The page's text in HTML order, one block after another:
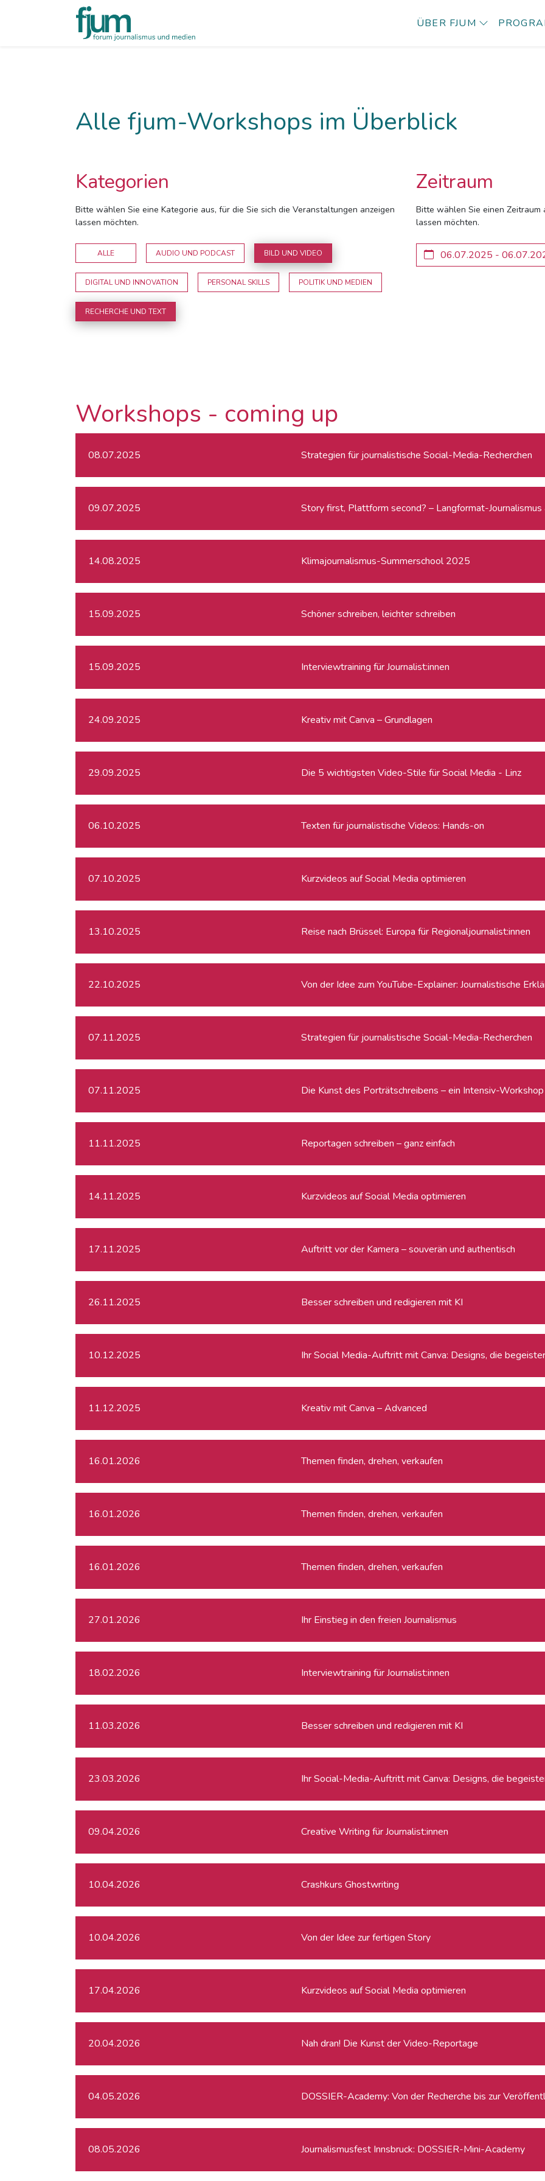
ÜBER FJUM
Alle fjum-Workshops im Überblick
Kategorien
Bitte wählen Sie eine Kategorie aus, für die Sie sich die Veranstaltungen anzeigen
lassen möchten.
ALLE AUDIO UND PODCAST BILD UND VIDEO
DIGITAL UND INNOVATION PERSONAL SKILLS POLITIK UND MEDIEN
RECHERCHE UND TEXT
Zeitraum
Bitte wählen Sie einen Zeitraum
lassen möchten.
Workshops - coming up
08.07.2025 Strategien für journalistische Social-Media-Recherchen
09.07.2025 Story first, Plattform second? – Langformat-Journalismus
14.08.2025 Klimajournalismus-Summerschool 2025
15.09.2025 Schöner schreiben, leichter schreiben
15.09.2025 Interviewtraining für Journalist:innen
24.09.2025 Kreativ mit Canva – Grundlagen
29.09.2025 Die 5 wichtigsten Video-Stile für Social Media - Linz
06.10.2025 Texten für journalistische Videos: Hands-on
07.10.2025 Kurzvideos auf Social Media optimieren
13.10.2025 Reise nach Brüssel: Europa für Regionaljournalist:innen
22.10.2025 Von der Idee zum YouTube-Explainer: Journalistische
07.11.2025 Strategien für journalistische Social-Media-Recherchen
07.11.2025 Die Kunst des Porträtschreibens – ein Intensiv-Workshop
11.11.2025 Reportagen schreiben – ganz einfach
14.11.2025 Kurzvideos auf Social Media optimieren
17.11.2025 Auftritt vor der Kamera – souverän und authentisch
26.11.2025 Besser schreiben und redigieren mit KI
10.12.2025 Ihr Social Media-Auftritt mit Canva: Designs, die
11.12.2025 Kreativ mit Canva – Advanced
16.01.2026 Themen finden, drehen, verkaufen
16.01.2026 Themen finden, drehen, verkaufen
16.01.2026 Themen finden, drehen, verkaufen
27.01.2026 Ihr Einstieg in den freien Journalismus
18.02.2026 Interviewtraining für Journalist:innen
11.03.2026 Besser schreiben und redigieren mit KI
23.03.2026 Ihr Social-Media-Auftritt mit Canva: Designs, die
09.04.2026 Creative Writing für Journalist:innen
10.04.2026 Crashkurs Ghostwriting
10.04.2026 Von der Idee zur fertigen Story
17.04.2026 Kurzvideos auf Social Media optimieren
20.04.2026 Nah dran! Die Kunst der Video-Reportage
04.05.2026 DOSSIER-Academy: Von der Recherche bis zur
08.05.2026 Journalismusfest Innsbruck: DOSSIER-Mini-Academy